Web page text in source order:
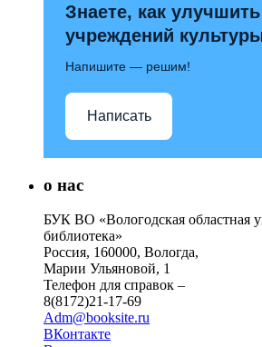
Знаете, как
учреждений
Напишите — решим!
Написать
о нас
БУК ВО «Вологодская областная
библиотека»
Россия, 160000, Вологда,
Марии Ульяновой, 1
Телефон для справок –
8(8172)21-17-69
Adm@booksite.ru
ВКонтакте